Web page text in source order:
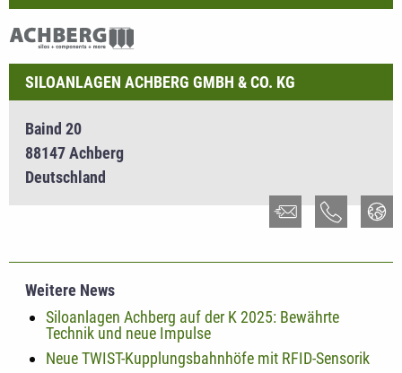
SILOANLAGEN ACHBERG GMBH & CO. KG
Baind 20
88147 Achberg
Deutschland
Weitere News
Siloanlagen Achberg auf der K 2025: Bewährte
Technik und neue Impulse
Neue TWIST-Kupplungsbahnhöfe mit RFID-Sensorik